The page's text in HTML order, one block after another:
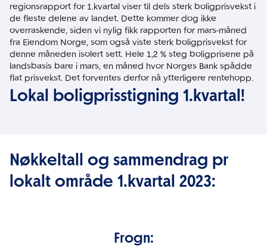
regionsrapport for 1.kvartal viser til dels sterk boligprisvekst i
de fleste delene av landet. Dette kommer dog ikke
overraskende, siden vi nylig fikk rapporten for mars-måned
fra Eiendom Norge, som også viste sterk boligprisvekst for
denne måneden isolert sett. Hele 1,2 % steg boligprisene på
landsbasis bare i mars, en måned hvor Norges Bank spådde
flat prisvekst. Det forventes derfor nå ytterligere rentehopp.
Lokal boligprisstigning 1.kvartal!
Nøkkeltall og sammendrag pr
lokalt område 1.kvartal 2023:
Frogn: